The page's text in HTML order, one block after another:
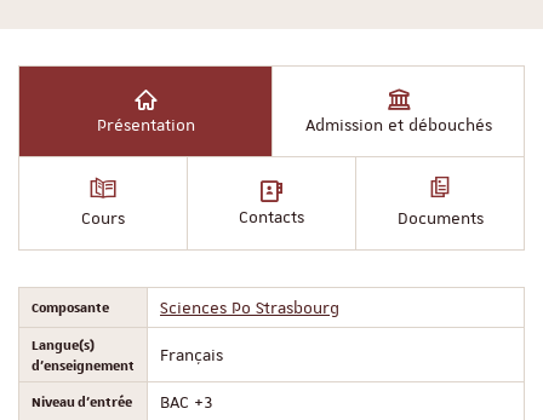
Présentation Admission et débouchés
Cours Contacts Documents
Composante Sciences Po Strasbourg
Langue(s)
d'enseignement
Français
Niveau d'entrée BAC +3